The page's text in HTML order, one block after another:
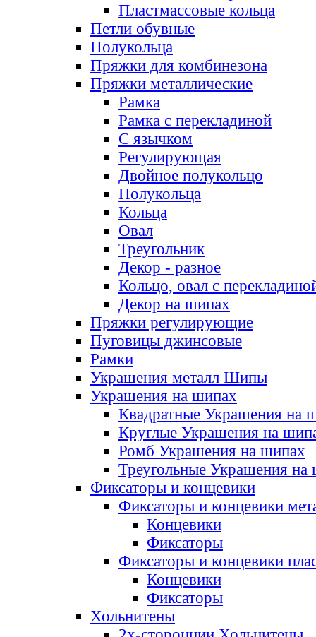
Пластмассовые кольца
Петли обувные
Полукольца
Пряжки для комбинезона
Пряжки металлические
Рамка
Рамка с перекладиной
С язычком
Регулирующая
Двойное полукольцо
Полукольца
Кольца
Овал
Треугольник
Декор - разное
Кольцо, овал с
Декор на шипах
Пряжки регулирующие
Пуговицы джинсовые
Рамки
Украшения металл Шипы
Украшения на шипах
Квадратные Украшения на
Круглые Украшения на
Ромб Украшения на шипах
Треугольные Украшения на
Фиксаторы и концевики
Фиксаторы и концевики
Концевики
Фиксаторы
Фиксаторы и концевики
Концевики
Фиксаторы
Хольнитены